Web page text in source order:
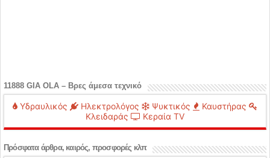
11888 GIA OLA – Βρες άμεσα τεχνικό
Υδραυλικός Ηλεκτρολόγος Ψυκτικός
Καυστήρας
Κλειδαράς
Κεραία TV
Πρόσφατα άρθρα, καιρός, προσφορές κλπ